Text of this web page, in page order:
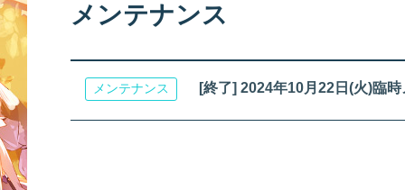
アップ
メンテナンス
メンテナンス [終了] 2024年10月22日(火)臨